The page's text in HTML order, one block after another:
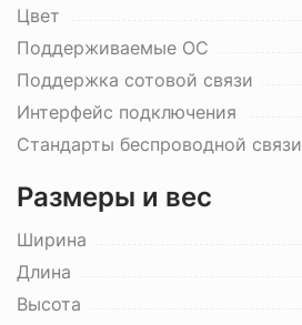
Цвет
Поддерживаемые ОС
Поддержка сотовой связи
Интерфейс подключения
Стандарты беспроводной связи
Размеры и вес
Ширина
Длина
Высота